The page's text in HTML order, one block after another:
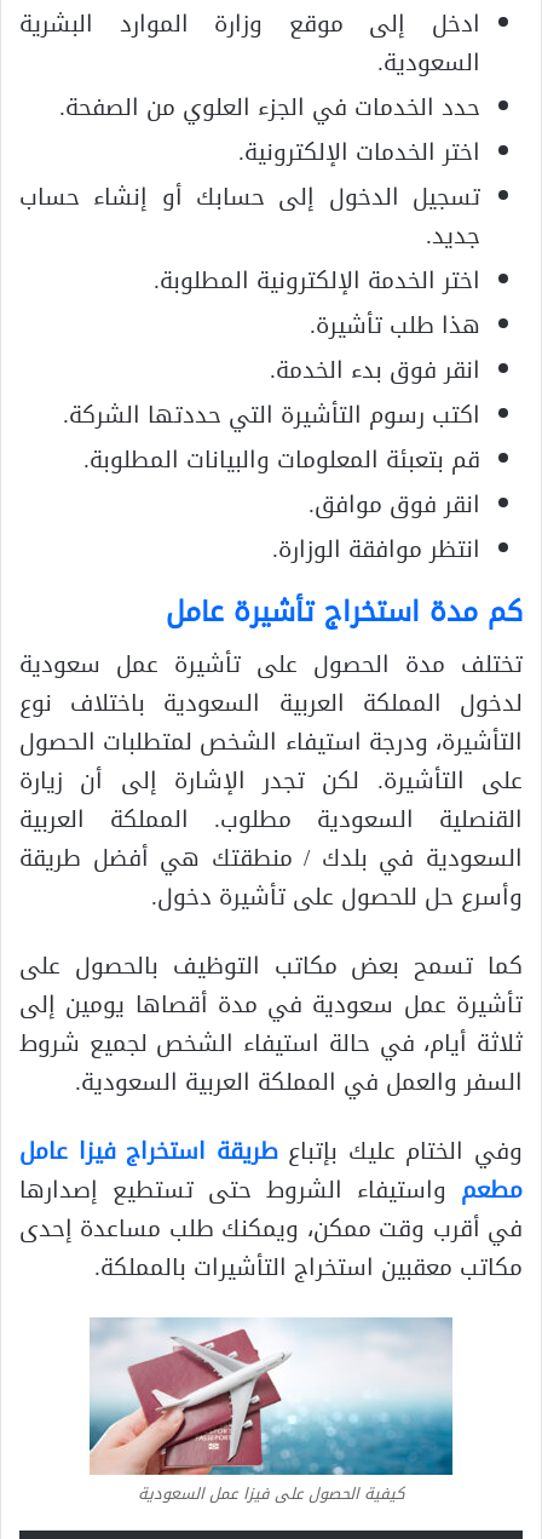
ادخل إلى موقع وزارة الموارد البشرية
السعودية.
حدد الخدمات في الجزء العلوي من الصفحة.
اختر الخدمات الإلكترونية.
تسجيل الدخول إلى حسابك أو إنشاء حساب
جديد.
اختر الخدمة الإلكترونية المطلوبة.
هذا طلب تأشيرة.
انقر فوق بدء الخدمة.
اكتب رسوم التأشيرة التي حددتها الشركة.
قم بتعبئة المعلومات والبيانات المطلوبة.
انقر فوق موافق.
انتظر موافقة الوزارة.
كم مدة استخراج تأشيرة عامل
تختلف مدة الحصول على تأشيرة عمل سعودية
لدخول المملكة العربية السعودية باختلاف نوع
التأشيرة، ودرجة استيفاء الشخص لمتطلبات الحصول
على التأشيرة. لكن تجدر الإشارة إلى أن زيارة
القنصلية السعودية مطلوب. المملكة العربية
السعودية في بلدك / منطقتك هي أفضل طريقة
وأسرع حل للحصول على تأشيرة دخول.
كما تسمح بعض مكاتب التوظيف بالحصول على
تأشيرة عمل سعودية في مدة أقصاها يومين إلى
ثلاثة أيام، في حالة استيفاء الشخص لجميع شروط
السفر والعمل في المملكة العربية السعودية.
وفي الختام عليك بإتباعطريقة استخراج فيزا عامل
مطعم واستيفاء الشروط حتى تستطيع إصدارها
في أقرب وقت ممكن، ويمكنك طلب مساعدة إحدى
مكاتب معقبين استخراج التأشيرات بالمملكة.
كيفية الحصول على فيزا عمل السعودية